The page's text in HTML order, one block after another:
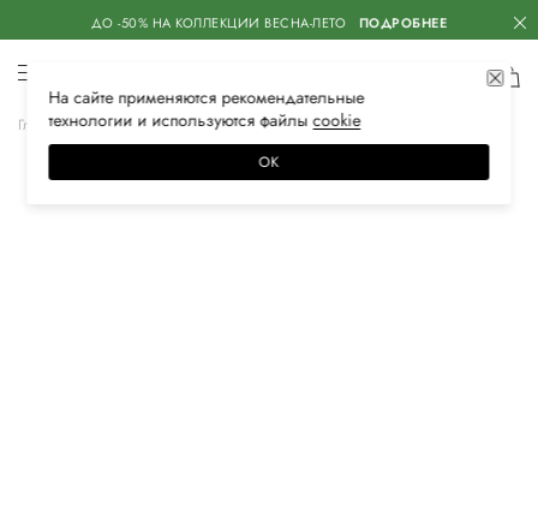
ДО -50% НА КОЛЛЕКЦИИ ВЕСНА-ЛЕТО ПОДРОБНЕЕ
Главная Мужская Обувь Лоферы
На сайте применяются рекомендательные
технологии и используются файлысооkiе
ОК